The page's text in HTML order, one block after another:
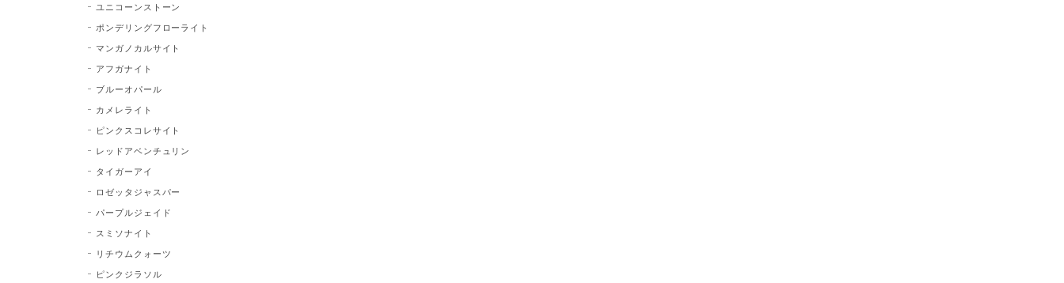
ユニコーンストーン
ポンデリングフローライト
マンガノカルサイト
アフガナイト
ブルーオパール
カメレライト
ピンクスコレサイト
レッドアベンチュリン
タイガーアイ
ロゼッタジャスパー
パープルジェイド
スミソナイト
リチウムクォーツ
ピンクジラソル